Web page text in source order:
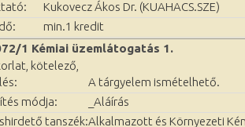
Kukovecz Ákos Dr. (KUAHACS.SZE)
min.1 kredit
1 Kémiai üzemlátogatás 1.
kötelező,
A tárgyelem ismételhető.
módja:
_Aláírás
tanszék:Alkalmazott és Környezeti